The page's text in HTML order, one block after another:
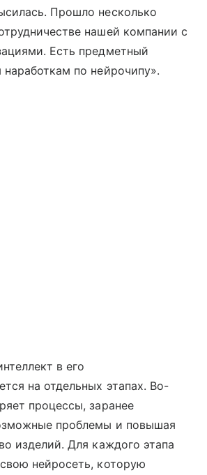
Прошло несколько
нашей компании с
Есть предметный
по нейрочипу».
в его
на отдельных этапах. Во-
процессы, заранее
проблемы и повышая
изделий. Для каждого этапа
нейросеть, которую